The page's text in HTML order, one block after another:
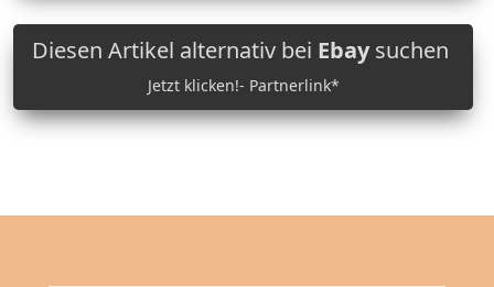
Diesen Artikel alternativ bei Ebaysuchen
Jetzt klicken!- Partnerlink*